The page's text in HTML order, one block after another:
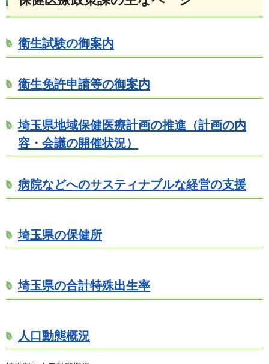
衛生試験の御案内
衛生免許申請等の御案内
埼玉県地域保健医療計画の推進（計画の内
容・会議の開催状況）
病院などへのサスティナブルな経営の支援
埼玉県の保健所
埼玉県の合計特殊出生率
人口動態概況